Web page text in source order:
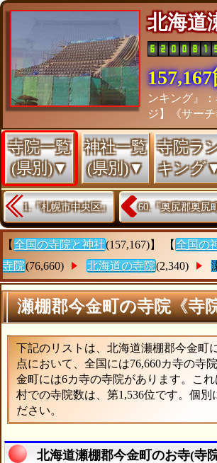
北海道
ンキング』
ジ】《サー
寺院一覧
(県別)▼
神社一覧
(県別)▼
寺院ラ
キング
1.『札幌市中央区』 60.『奥尻郡奥尻
【 全国の寺院と神社(157,167)】 【 全国の
寺院(76,660) 北海道の寺院(2,340)
瀬棚郡今金町の寺院《寺
下記のリストは、北海道瀬棚郡今金町
点において、全国には76,660カ寺の寺
金町には6カ寺の寺院があります。こ
村での寺院数は、第1,536位です。個
ださい。
北海道瀬棚郡今金町のお寺(寺